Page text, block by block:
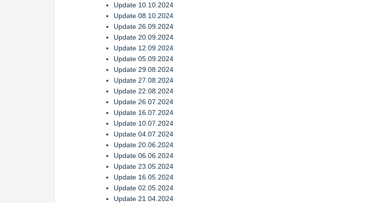
Update 10.10.2024
Update 08.10.2024
Update 26.09.2024
Update 20.09.2024
Update 12.09.2024
Update 05.09.2024
Update 29.08.2024
Update 27.08.2024
Update 22.08.2024
Update 26.07.2024
Update 16.07.2024
Update 10.07.2024
Update 04.07.2024
Update 20.06.2024
Update 06.06.2024
Update 23.05.2024
Update 16.05.2024
Update 02.05.2024
Update 21.04.2024